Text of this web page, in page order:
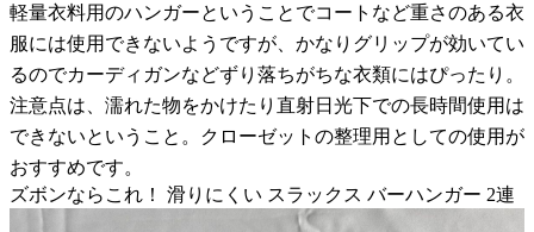
軽量衣料用のハンガーということでコートなど重さのある衣
服には使用できないようですが、かなりグリップが効いてい
るのでカーディガンなどずり落ちがちな衣類にはぴったり。
注意点は、濡れた物をかけたり直射日光下での長時間使用は
できないということ。クローゼットの整理用としての使用が
おすすめです。
ズボンならこれ！ 滑りにくい スラックス バーハンガー 2連